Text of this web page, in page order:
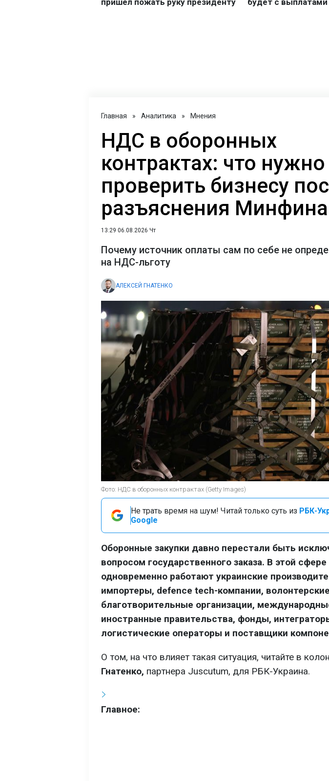
Главная » Аналитика » Мнения
НДС в оборонных
контрактах: что нужно
проверить бизнесу
разъяснения Минфина
13:29 06.08.2026 Чт
Почему источник оплаты сам по себе не
на НДС-льготу
АЛЕКСЕЙ ГНАТЕНКО
Фото: НДС в оборонных контрактах (Getty Images)
Не трать время на шум! Читай только суть из РБК-
Google
Оборонные закупки давно перестали быть
вопросом государственного заказа. В этой сфере
одновременно работают украинские
импортеры, defence tech-компании,
благотворительные организации,
иностранные правительства, фонды,
логистические операторы и поставщики
О том, на что влияет такая ситуация, читайте в
Гнатенко, партнера Juscutum, для РБК-Украина.
Главное: